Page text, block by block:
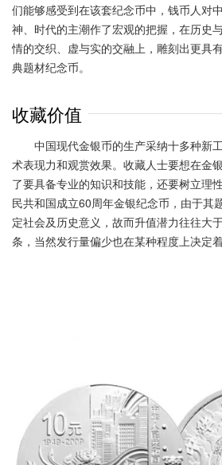
们能够感受到在该套纪念币中，钱币人对
神、时代的主潮作了宏观的把握，在历史
情的交织、虚与实的交融上，雕刻出更具
典题材纪念币。
收藏价值
中国现代金银币的生产采纳十多种新
术表现力和观赏效果。收藏人士要想在金
了要具备专业的知识和技能，还要树立理
民共和国成立60周年金银纪念币，由于其
定社会及历史意义，故而升值潜力往往大
条，当然发行量偏少也在某种程度上决定